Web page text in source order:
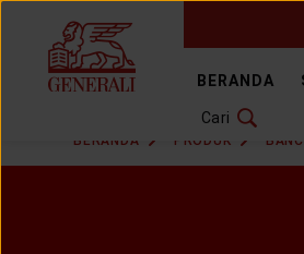
BERANDA
Cari
BERANDA PRODUK
GANTI BAHASA
DOWNLOAD GEN ICLICK